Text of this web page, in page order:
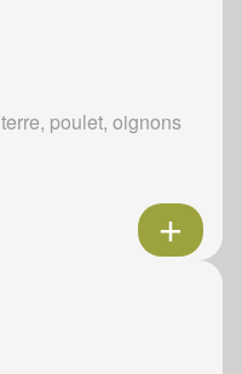
poulet, oignons